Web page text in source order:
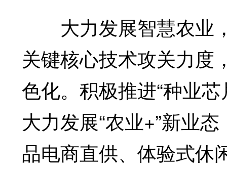
大力发展智慧农业
关键核心技术攻关力度
色化。积极推进“种业
大力发展“农业+”新业
品电商直供、体验式休